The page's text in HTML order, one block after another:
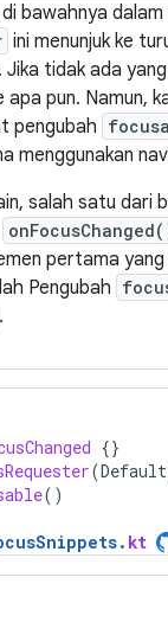
bawahnya dalam
ini menunjuk ke
tidak ada
apa pun. Namun,
pengubah
menggunakan
salah satu dari
pertama
Pengubah
.
{}
(Default
()
. kt